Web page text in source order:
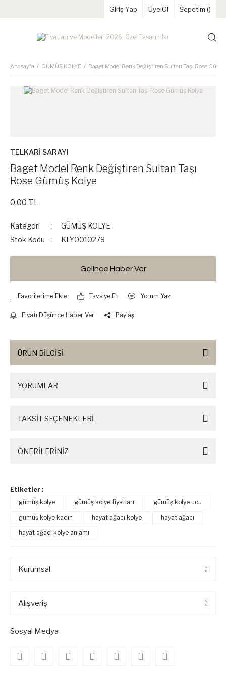
Giriş Yap Üye Ol Sepetim ()
Anasayfa GÜMÜŞ KOLYE Baget Model Renk Değiştiren Sultan Taşı Rose
TELKARİ SARAYI
Baget Model Renk Değiştiren Sultan Taşı
Rose Gümüş Kolye
0,00 TL
Kategori
GÜMÜŞ KOLYE
Stok Kodu
KLY0010279
Gelince Haber Ver
Tavsiye Et Yorum Yaz
Fiyatı Düşünce Haber Ver Paylaş
ÜRÜN BİLGİSİ
YORUMLAR
TAKSİT SEÇENEKLERİ
ÖNERİLERİNİZ
Etiketler :
gümüş kolye
gümüş kolye fiyatları
gümüş kolye ucu
gümüş kolye kadın
hayat ağacı kolye
hayat ağacı
hayat ağacı kolye anlamı
Kurumsal
Alışveriş
Sosyal Medya